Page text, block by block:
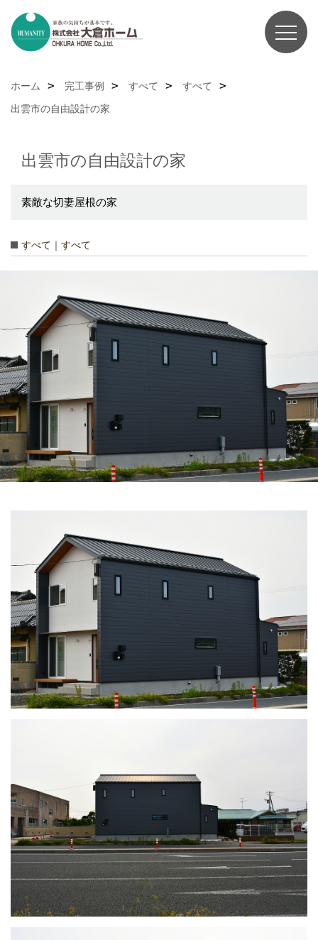
ホーム 完工事例 すべて
すべて
出雲市の自由設計の家
出雲市の自由設計の家
素敵な切妻屋根の家
すべて｜すべて